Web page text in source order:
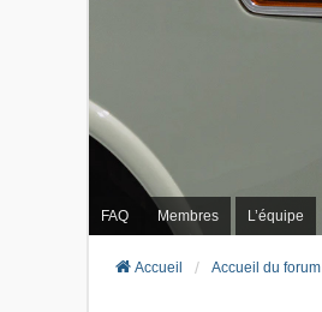
FAQ Membres L’équipe
Accueil Accueil du forum